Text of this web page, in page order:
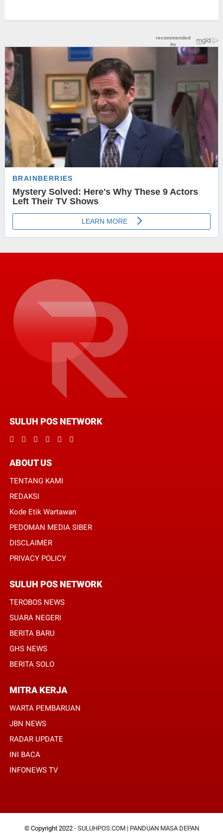
SULUH POS NETWORK
ABOUT US
TENTANG KAMI
REDAKSI
Kode Etik Wartawan
PEDOMAN MEDIA SIBER
DISCLAIMER
PRIVACY POLICY
SULUH POS NETWORK
TEROBOS NEWS
SUARA NEGERI
BERITA BARU
GHS NEWS
BERITA SOLO
MITRA KERJA
WARTA PEMBARUAN
JBN NEWS
RADAR UPDATE
INI BACA
INFONEWS TV
© Copyright 2022 - SULUHPOS.COM | PANDUAN MASA DEPAN